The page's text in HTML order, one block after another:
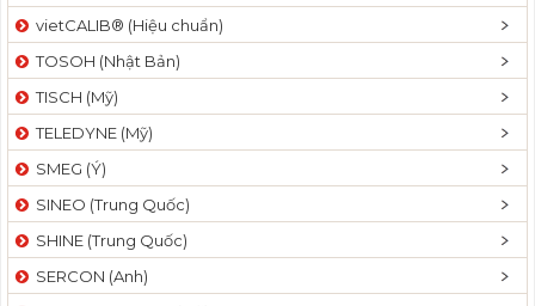
a
t
n
vietCALIB® (Hiệu chuẩn)
TOSOH (Nhật Bản)
TISCH (Mỹ)
TELEDYNE (Mỹ)
SMEG (Ý)
SINEO (Trung Quốc)
SHINE (Trung Quốc)
SERCON (Anh)